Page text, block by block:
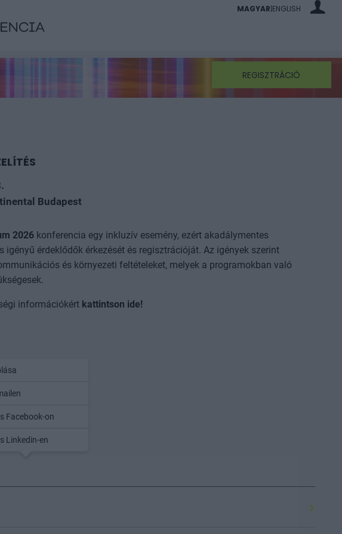
MAGYAR|ENGLISH
REGISZTRÁCIÓ
Budapest
2026 konferencia egy inkluzív esemény, ezért akadálymentes
igényű érdeklődők érkezését és regisztrációját. Az igények szerint
és környezeti feltételeket, melyek a programokban való
információkért kattintson ide!
Facebook-on
Linkedin-en